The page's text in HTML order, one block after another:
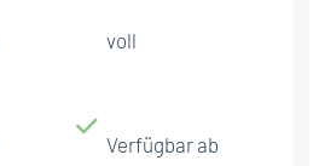
voll
Verfügbar ab